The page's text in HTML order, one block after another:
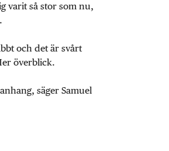
varit så stor som nu,
och det är svårt
överblick.
säger Samuel